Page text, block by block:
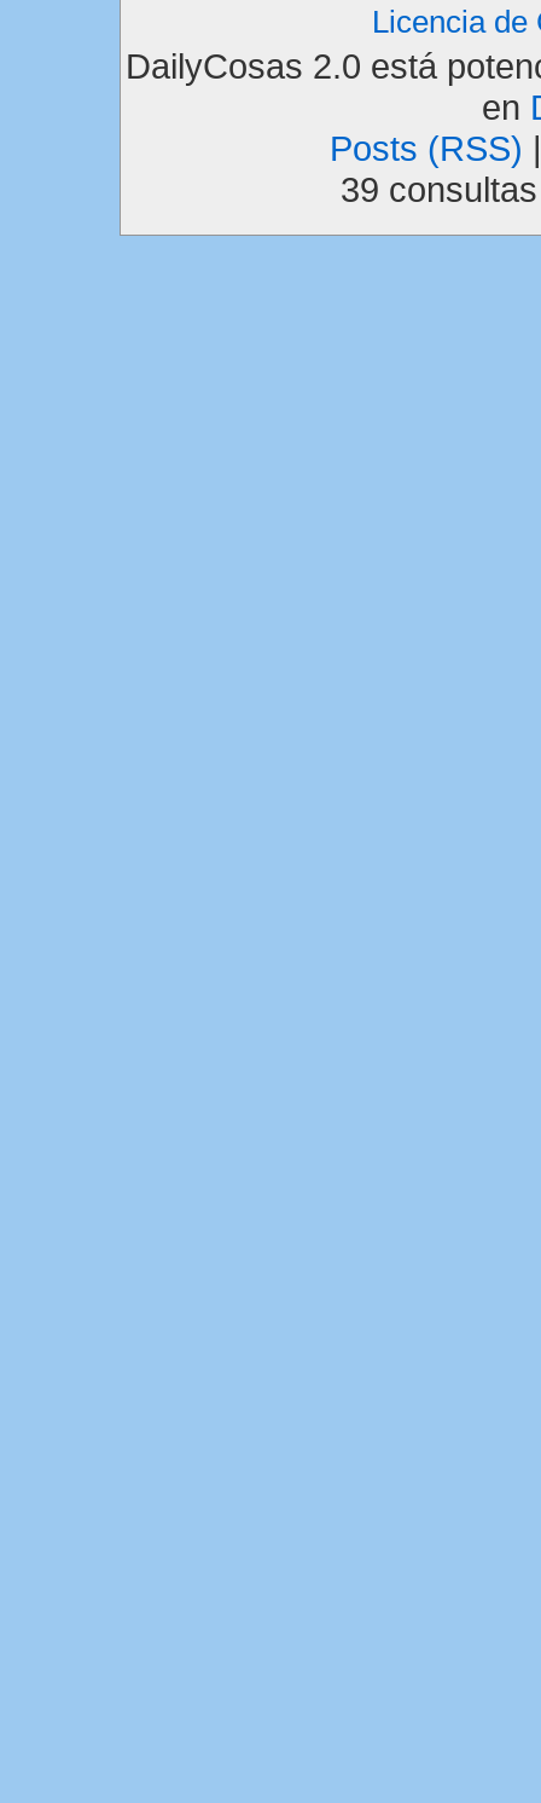
Licencia de
DailyCosas 2.0 está
en
Posts (RSS)
39